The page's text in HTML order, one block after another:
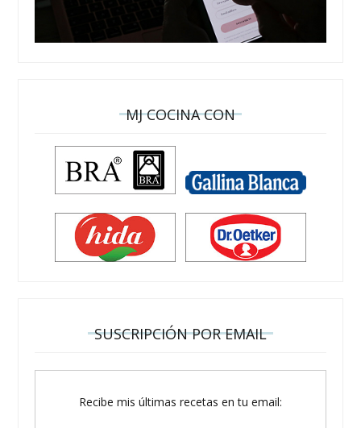
MJ COCINA CON
SUSCRIPCIÓN POR EMAIL
Recibe mis últimas recetas en tu email: